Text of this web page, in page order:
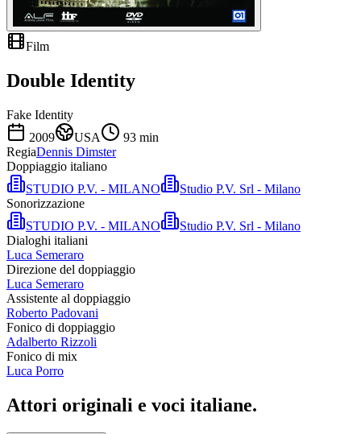
Film
Double Identity
Fake Identity
2009
USA 93 min
RegiaDennis Dimster
Doppiaggio italiano
STUDIO P.V. - MILANO
Studio P.V. Srl - Milano
Sonorizzazione
STUDIO P.V. - MILANO
Studio P.V. Srl - Milano
Dialoghi italiani
Luca Semeraro
Direzione del doppiaggio
Luca Semeraro
Assistente al doppiaggio
Roberto Padovani
Fonico di doppiaggio
Adalberto Rizzoli
Fonico di mix
Luca Porro
Attori originali e voci italiane.